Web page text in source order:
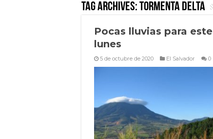
Tag Archives:Tormenta Delta
Pocas lluvias para este
lunes
5 de octubre de 2020 El Salvador 0